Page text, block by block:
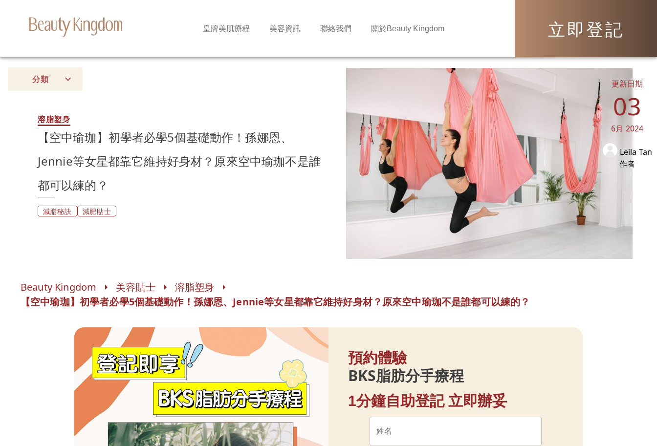
分類 更新日期
03
6月 2024
Leila Tan
作者
皇牌美肌療程 美容資訊 聯絡我們 關於Beauty Kingdom 立即登記
溶脂塑身
【空中瑜珈】初學者必學5個基礎動作！孫娜恩、
Jennie等女星都靠它維持好身材？原來空中瑜珈不是誰
都可以練的？
減脂秘訣 減肥貼士
Beauty Kingdom 美容貼士
溶脂塑身
【空中瑜珈】初學者必學5個基礎動作！孫娜恩、Jennie等女星都靠它維持好身材？原來空中瑜珈不是誰都可以練的？
預約體驗
BKS脂肪分手療程
1分鐘自助登記 立即辦妥